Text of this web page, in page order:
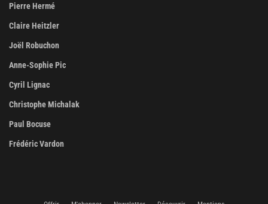
Pierre Hermé
Claire Heitzler
Joël Robuchon
Anne-Sophie Pic
Cyril Lignac
Christophe Michalak
Paul Bocuse
Frédéric Vardon